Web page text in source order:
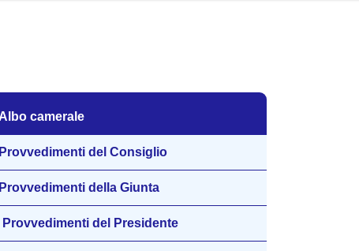
camerale
Albo camerale
Provvedimenti del Consiglio
Provvedimenti della Giunta
Provvedimenti del Presidente